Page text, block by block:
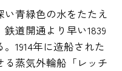
青緑色の水をたたえ
道開通より早い1839
1914年に造船された
蒸気外輪船「レッチ